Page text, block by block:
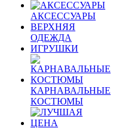
АКСЕССУАРЫ
ВЕРХНЯЯ
ОДЕЖДА
ИГРУШКИ
КАРНАВАЛЬНЫЕ
КОСТЮМЫ